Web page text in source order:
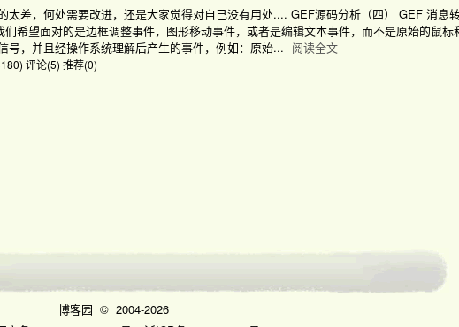
太差，何处需要改进，还是大家觉得对自己没有用处.... GEF源码分析（四） GEF 消息
希望面对的是边框调整事件，图形移动事件，或者是编辑文本事件，而不是原始的鼠
号，并且经操作系统理解后产生的事件，例如：原始... 阅读全文
评论(5) 推荐(0)
博客园 © 2004-2026